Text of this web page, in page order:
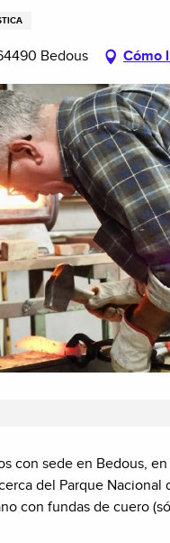
Bedous Cómo
con sede en Bedous,
del Parque
con fundas de cuero